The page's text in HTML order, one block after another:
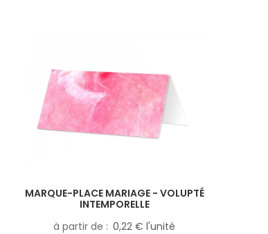
MARQUE-PLACE MARIAGE - VOLUPTÉ
INTEMPORELLE
à partir de
0,22 € l'unité